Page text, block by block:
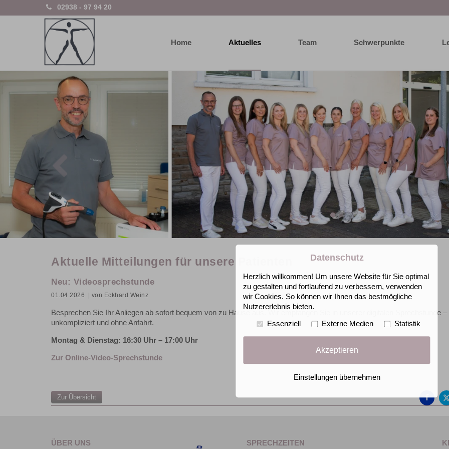
02938 - 97 94 20
Home Aktuelles Team Schwerpunkte
Previous
Aktuelle Mitteilungen für unsere Patienten
Neu: Videosprechstunde
01.04.2026 | von Eckhard Weinz
Besprechen Sie Ihr Anliegen ab sofort bequem von zu Hause aus. Wir empfangen Sie in unserer digitalen Sprechstunde –
unkompliziert und ohne Anfahrt.
Montag & Dienstag: 16:30 Uhr – 17:00 Uhr
Zur Online-Video-Sprechstunde
Zur Übersicht
ÜBER UNS SPRECHZEITEN
Datenschutz
Herzlich willkommen! Um unsere Website für Sie optimal
zu gestalten und fortlaufend zu verbessern, verwenden
wir Cookies. So können wir Ihnen das bestmögliche
Nutzererlebnis bieten.
Essenziell Externe Medien Statistik
Akzeptieren
Einstellungen übernehmen